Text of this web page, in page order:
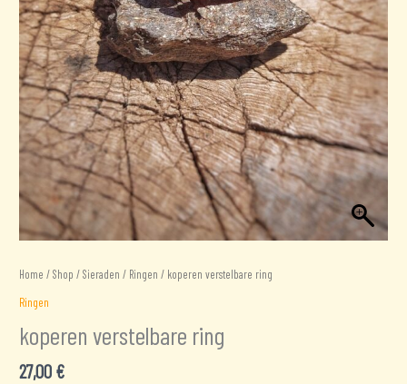
Home /Shop /Sieraden / Ringen / koperen verstelbare ring
Ringen
koperen verstelbare ring
27,00 €